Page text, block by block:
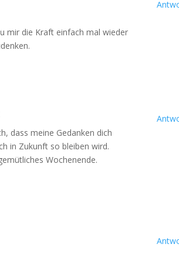
mir die Kraft einfach mal wieder
dass meine Gedanken dich
in Zukunft so bleiben wird.
Wochenende.